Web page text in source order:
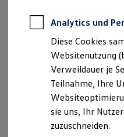
Kfz-
Garantien
Wartungsverträge
Geschäftskunden
Großkunden
Behörden
Direktkunden
Anpfiff zum Gewinn
Verantwortlich für die Inhalte
Impressum & Rechtliches )
Petkumer Straße
Analytics und
Diese Cookies
Websitenutzung
Verweildauer je
Teilnahme, Ihre
sie uns, Ihr
zuzuschneiden.